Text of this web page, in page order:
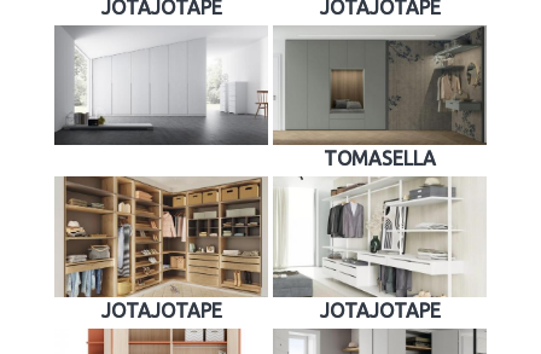
JOTAJOTAPE JOTAJOTAPE
TOMASELLA
JOTAJOTAPE JOTAJOTAPE